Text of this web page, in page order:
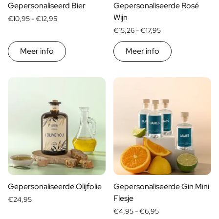
Pakket met Kaars & Geurstokjes
Gepersonaliseerd Verwenpakket
Kruiden & Saus Pakket
Bekijk alle Cadeaupakketten
Verjaardagscadeau
Liefdes Cadeau
Feest Cadeau
Housewarming Cadeau
Rouwcadeau
Afscheidscadeau
Communie Bedankje
Gepersonaliseerd Bier
€10,95 -€12,95
Meer info
Gepersonaliseerde Rosé
Wijn
€15,26 -€17,95
Meer info
Gepersonaliseerde Olijfolie
€24,95
Gepersonaliseerde Gin Mini
Flesje
€4,95 -€6,95